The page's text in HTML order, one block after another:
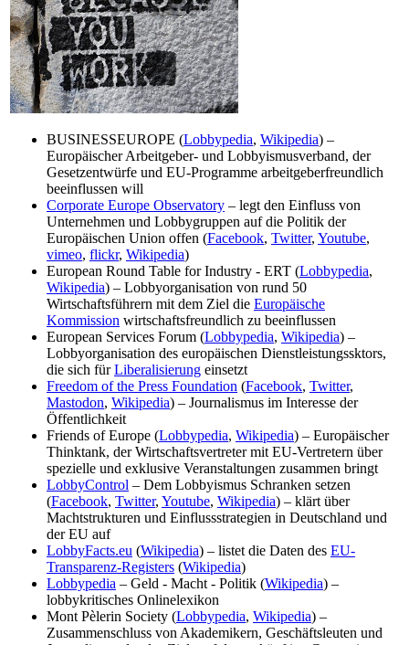
BUSINESSEUROPE (Lobbypedia, Wikipedia) –
Europäischer Arbeitgeber- und Lobbyismusverband, der
Gesetzentwürfe und EU-Programme arbeitgeberfreundlich
beeinflussen will
Corporate Europe Observatory – legt den Einfluss von
Unternehmen und Lobbygruppen auf die Politik der
Europäischen Union offen (Facebook, Twitter, Youtube,
vimeo, flickr, Wikipedia)
European Round Table for Industry - ERT (Lobbypedia,
Wikipedia) – Lobbyorganisation von rund 50
Wirtschaftsführern mit dem Ziel die Europäische
Kommission wirtschaftsfreundlich zu beeinflussen
European Services Forum (Lobbypedia, Wikipedia) –
Lobbyorganisation des europäischen Dienstleistungssktors,
die sich fürLiberalisierung einsetzt
Freedom of the Press Foundation (Facebook, Twitter,
Mastodon, Wikipedia) – Journalismus im Interesse der
Öffentlichkeit
Friends of Europe (Lobbypedia, Wikipedia) – Europäischer
Thinktank, der Wirtschaftsvertreter mit EU-Vertretern über
spezielle und exklusive Veranstaltungen zusammen bringt
LobbyControl – Dem Lobbyismus Schranken setzen
(Facebook, Twitter, Youtube, Wikipedia) – klärt über
Machtstrukturen und Einflussstrategien in Deutschland und
der EU auf
LobbyFacts.eu (Wikipedia) – listet die Daten des EU-
Transparenz-Registers (Wikipedia)
Lobbypedia – Geld - Macht - Politik (Wikipedia) –
lobbykritisches Onlinelexikon
Mont Pèlerin Society (Lobbypedia, Wikipedia) –
Zusammenschluss von Akademikern, Geschäftsleuten und